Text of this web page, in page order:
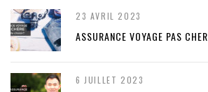
23 AVRIL 2023
ASSURANCE VOYAGE PAS
6 JUILLET 2023